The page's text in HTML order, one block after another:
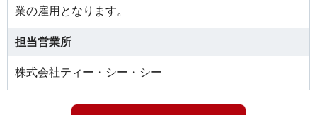
業の雇用となります。
担当営業所
株式会社ティー・シー・シー